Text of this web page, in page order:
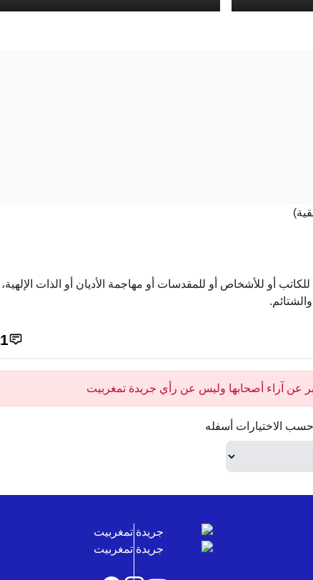
أو للأشخاص أو للمقدسات أو مهاجمة الأديان أو الذات الإلهية،
1
عن آراء أصحابها وليس عن رأي جريدة تمغربيت
الاختيارات أسفله